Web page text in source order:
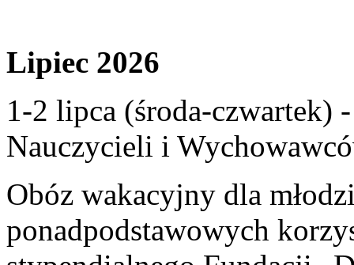
Lipiec 2026
1-2 lipca (środa-czwartek)
Nauczycieli i
Obóz wakacyjny dla
ponadpodstawowych